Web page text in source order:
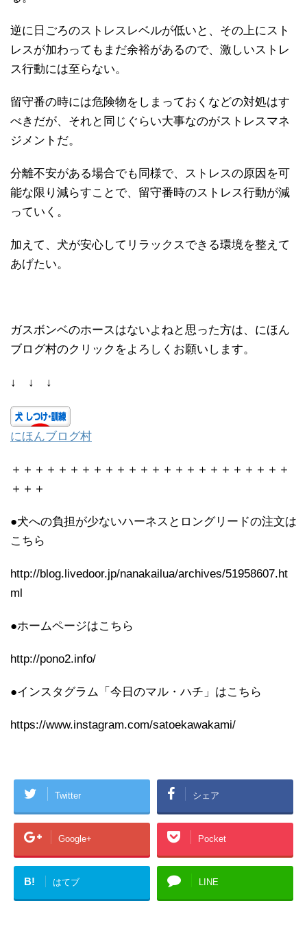
逆に日ごろのストレスレベルが低いと、その上にスト
レスが加わってもまだ余裕があるので、激しいストレ
ス行動には至らない。
留守番の時には危険物をしまっておくなどの対処はす
べきだが、それと同じぐらい大事なのがストレスマネ
ジメントだ。
分離不安がある場合でも同様で、ストレスの原因を可
能な限り減らすことで、留守番時のストレス行動が減
っていく。
加えて、犬が安心してリラックスできる環境を整えて
あげたい。
ガスボンベのホースはないよねと思った方は、にほん
ブログ村のクリックをよろしくお願いします。
↓ ↓ ↓
にほんブログ村
＋＋＋＋＋＋＋＋＋＋＋＋＋＋＋＋＋＋＋＋＋＋＋＋
＋＋＋
●犬への負担が少ないハーネスとロングリードの注文は
こちら
http://blog.livedoor.jp/nanakailua/archives/51958607.ht
ml
●ホームページはこちら
http://pono2.info/
●インスタグラム「今日のマル・ハチ」はこちら
https://www.instagram.com/satoekawakami/
Twitter シェア
Google+ Pocket
B! はてブ LINE